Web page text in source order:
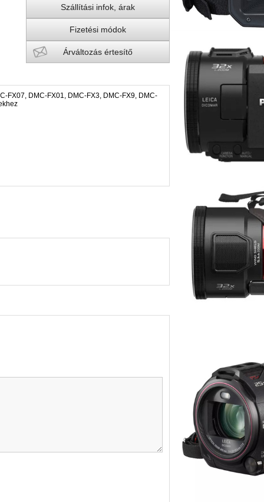
Szállítási infok, árak
Fizetési módok
Árváltozás értesítő
FX07, DMC-FX01, DMC-FX3, DMC-FX9, DMC-